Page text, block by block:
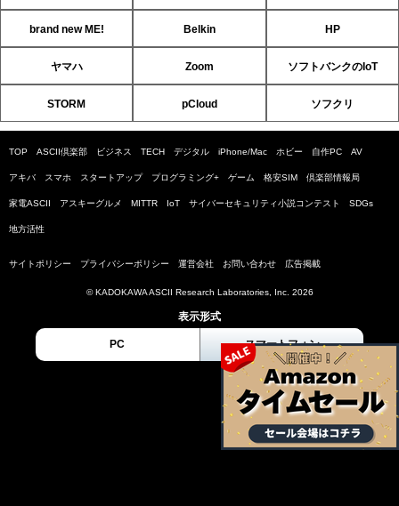
brand new ME! Belkin HP
ヤマハ Zoom ソフトバンクのIoT
STORM pCloud ソフクリ
TOP ASCII倶楽部 ビジネス TECH デジタル iPhone/Mac ホビー 自作PC AV
アキバ スマホ スタートアップ プログラミング+ ゲーム 格安SIM 倶楽部情報局
家電ASCII アスキーグルメ MITTR IoT サイバーセキュリティ小説コンテスト SDGs
地方活性
サイトポリシー プライバシーポリシー 運営会社 お問い合わせ 広告掲載
© KADOKAWA ASCII Research Laboratories, Inc. 2026
表示形式
PC スマートフォン